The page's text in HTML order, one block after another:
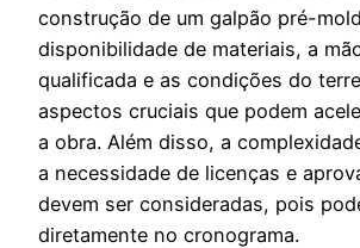
construção de um galpão pré-
disponibilidade de materiais, a
qualificada e as condições do
aspectos cruciais que podem
a obra. Além disso, a
a necessidade de licenças e
devem ser consideradas, pois
diretamente no cronograma.